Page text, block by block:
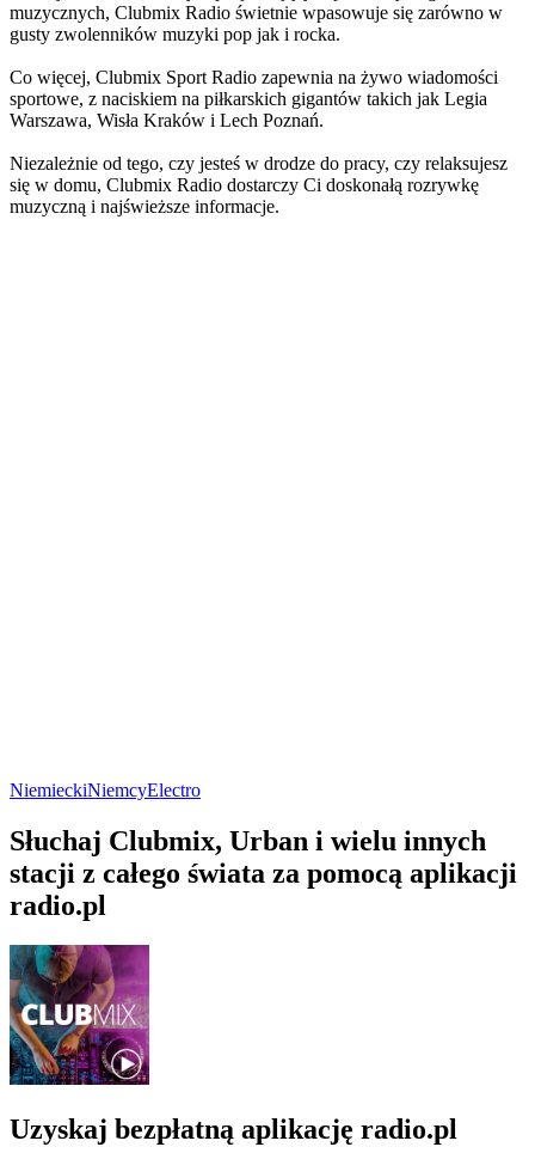
muzycznych, Clubmix Radio świetnie wpasowuje się zarówno w
gusty zwolenników muzyki pop jak i rocka.
Co więcej, Clubmix Sport Radio zapewnia na żywo wiadomości
sportowe, z naciskiem na piłkarskich gigantów takich jak Legia
Warszawa, Wisła Kraków i Lech Poznań.
Niezależnie od tego, czy jesteś w drodze do pracy, czy relaksujesz
się w domu, Clubmix Radio dostarczy Ci doskonałą rozrywkę
muzyczną i najświeższe informacje.
NiemieckiNiemcyElectro
Słuchaj Clubmix, Urban i wielu innych
stacji z całego świata za pomocą aplikacji
radio.pl
Uzyskaj bezpłatną aplikację radio.pl